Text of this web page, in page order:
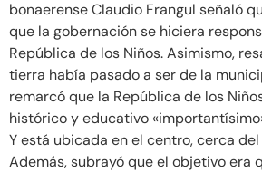
bonaerense Claudio Frangul señaló
que la gobernación se hiciera
República de los Niños. Asimismo,
tierra había pasado a ser de la
remarcó que la República de los
histórico y educativo
Y está ubicada en el centro, cerca
Además, subrayó que el objetivo era